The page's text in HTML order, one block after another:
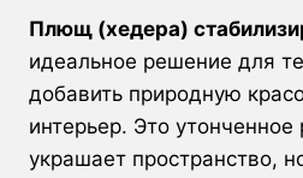
Плющ (хедера)
идеальное решение для
добавить природную
интерьер. Это утонченное
украшает пространство,